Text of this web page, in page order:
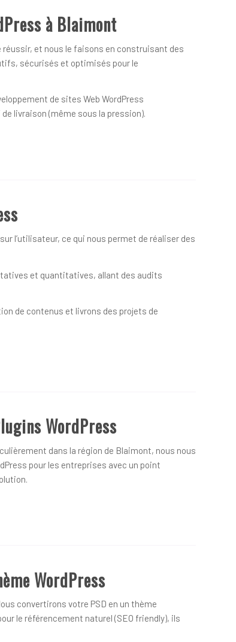
à Blaimont
et nous le faisons en construisant des
sécurisés et optimisés pour le
de sites Web WordPress
livraison (même sous la pression).
l’utilisateur, ce qui nous permet de réaliser des
et quantitatives, allant des audits
de contenus et livrons des projets de
WordPress
dans la région de Blaimont, nous nous
pour les entreprises avec un point
WordPress
convertirons votre PSD en un thème
le référencement naturel (SEO friendly), ils